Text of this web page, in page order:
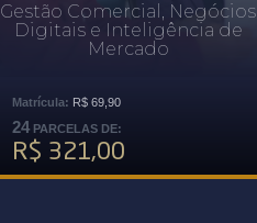
Gestão Comercial, Negócios
Digitais e Inteligência de
Mercado
Matrícula: R$ 69,90
24PARCELAS DE:
R$ 321,00